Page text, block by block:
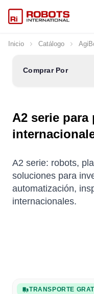
Inicio Catálogo
Comprar Por
A2 serie para
A2 serie: robots,
soluciones para
automatización,
internacionales.
TRANSPORTE